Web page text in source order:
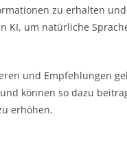
zu erhalten und
KI, um natürliche
und Empfehlungen
können so dazu
erhöhen.